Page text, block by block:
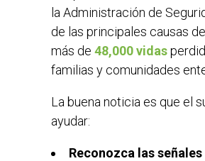
la Administración de
de las principales causas
más de 48,000 vidas
familias y comunidades
La buena noticia es que el
ayudar:
Reconozca las